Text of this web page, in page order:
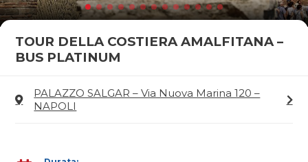
TOUR DELLA COSTIERA AMALFITANA –
BUS PLATINUM
PALAZZO SALGAR – Via Nuova Marina 120 –
NAPOLI